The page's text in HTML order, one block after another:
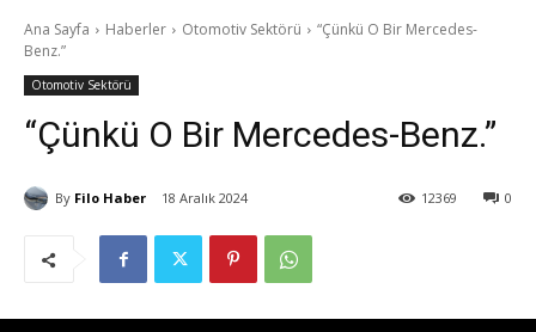
Ana Sayfa Haberler Otomotiv Sektörü
“Çünkü O Bir Mercedes-
Benz.”
Otomotiv Sektörü
“Çünkü O Bir Mercedes-Benz.”
By Filo Haber 18 Aralık 2024 0
12369